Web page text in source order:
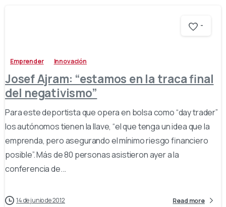
-
Emprender Innovación
Josef Ajram: “estamos en la traca final
del negativismo”
Para este deportista que opera en bolsa como “day trader”
los autónomos tienen la llave, “el que tenga un idea que la
emprenda, pero asegurando el mínimo riesgo financiero
posible”. Más de 80 personas asistieron ayer a la
conferencia de...
14 de junio de 2012 Read more